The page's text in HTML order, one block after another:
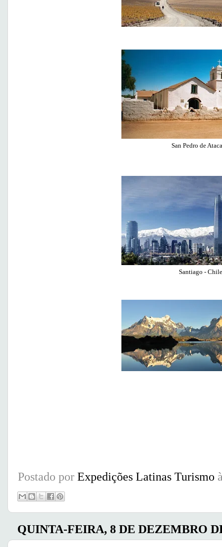
San Pedro de
Santiago - Chile
Postado por Expedições Latinas Turismo
QUINTA-FEIRA, 8 DE DEZEMBRO